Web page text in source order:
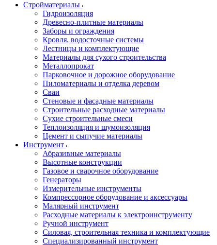
Стройматериалы
Гидроизоляция
Древесно-плитные материалы
Заборы и ограждения
Кровля, водосточные системы
Лестницы и комплектующие
Материалы для сухого строительства
Металлопрокат
Парковочное и дорожное оборудование
Пиломатериалы и отделка деревом
Сваи
Стеновые и фасадные материалы
Строительные расходные материалы
Сухие строительные смеси
Теплоизоляция и шумоизоляция
Цемент и сыпучие материалы
Инструмент
Абразивные материалы
Высотные конструкции
Газовое и сварочное оборудование
Генераторы
Измерительные инструменты
Компрессорное оборудование и аксессуары
Малярный инструмент
Расходные материалы к электроинструменту
Ручной инструмент
Силовая, строительная техника и комплектующие
Специализированный инструмент